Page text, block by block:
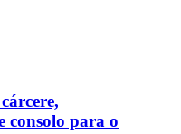
consolo para o